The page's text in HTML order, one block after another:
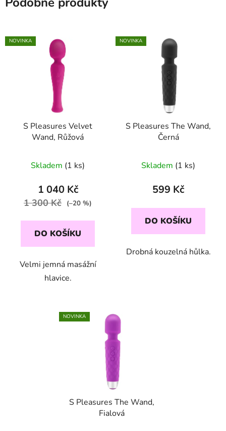
NOVINKA
S Pleasures Velvet
Wand, Růžová
Skladem (1 ks)
1 040 Kč
1 300 Kč (–20 %)
DO KOŠÍKU
Velmi jemná masážní
hlavice.
NOVINKA
S Pleasures The Wand,
Černá
Skladem (1 ks)
599 Kč
DO KOŠÍKU
Drobná kouzelná hůlka.
NOVINKA
S Pleasures The Wand,
Fialová